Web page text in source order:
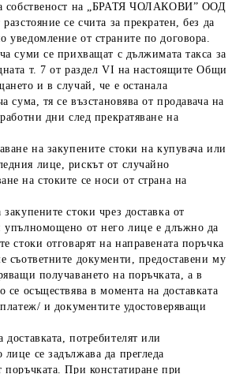
собственост на „БРАТЯ ЧОЛАКОВИ” ООД
се счита за прекратен, без да
уведомление от страните по договора.
суми се прихващат с дължимата такса за
т. 7 от раздел VI на настоящите Общи
и в случай, че е останала
сума, тя се възстановява от продавача на
дни след прекратяване на
на закупените стоки на купувача или
лице, рискът от случайно
на стоките се носи от страна на
стоки чрез доставка от
упълномощено от него лице е длъжно да
стоки отговарят на направената поръчка
съответните документи, предоставени му
получаването на поръчката, а в
се осъществява в момента на доставката
и документите удостоверяващи
потребителят или
се задължава да прегледа
поръчката. При констатиране при